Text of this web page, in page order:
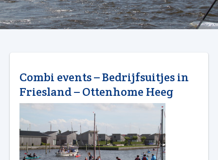
Combi events – Bedrijfsuitjes in
Friesland – Ottenhome Heeg